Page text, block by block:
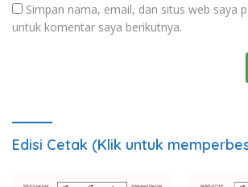
Simpan nama, email, dan situs web saya
untuk komentar saya berikutnya.
Edisi Cetak (Klik untuk